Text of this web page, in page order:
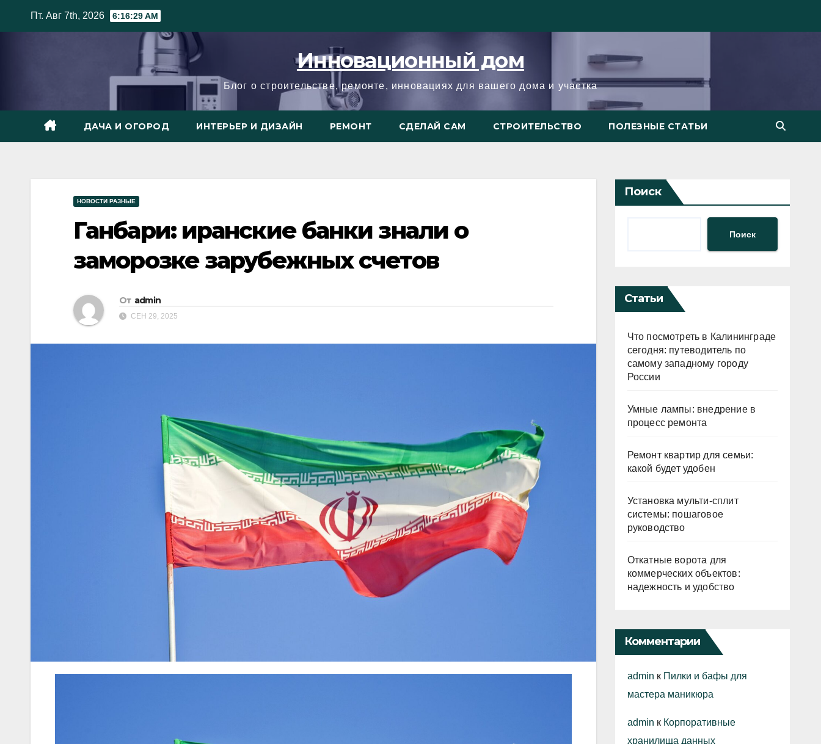
Пт. Авг 7th, 2026 6:16:30 AM
Инновационный дом
Блог о строительстве, ремонте, инновациях для вашего дома и участка
ДАЧА И ОГОРОД ИНТЕРЬЕР И ДИЗАЙН РЕМОНТ СДЕЛАЙ САМ СТРОИТЕЛЬСТВО ПОЛЕЗНЫЕ СТАТЬИ
НОВОСТИ РАЗНЫЕ
Ганбари: иранские банки знали о
заморозке зарубежных счетов
От admin
СЕН 29, 2025
Поиск
Поиск
Статьи
Что посмотреть в Калининграде
сегодня: путеводитель по
самому западному городу
России
Умные лампы: внедрение в
процесс ремонта
Ремонт квартир для семьи:
какой будет удобен
Установка мульти-сплит
системы: пошаговое
руководство
Откатные ворота для
коммерческих объектов:
надежность и удобство
Комментарии
admin к Пилки и бафы для
мастера маникюра
admin к Корпоративные
хранилища данных